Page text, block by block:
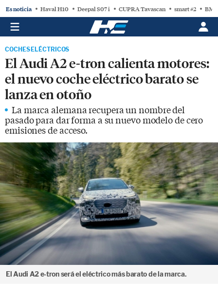
Es noticia Haval H10 Deepal S07 i CUPRA Tavascan smart #2
COCHES ELÉCTRICOS
El Audi A2 e-tron calienta motores:
el nuevo coche eléctrico barato se
lanza en otoño
La marca alemana recupera un nombre del
pasado para dar forma a su nuevo modelo de cero
emisiones de acceso.
El Audi A2 e-tron será el eléctrico más barato de la marca.